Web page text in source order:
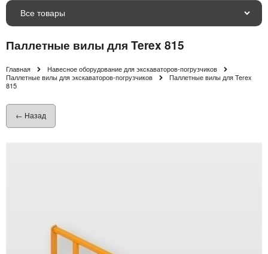
Все товары
Паллетные вилы для Terex 815
Главная
Навесное оборудование для экскаваторов-погрузчиков
Паллетные вилы для экскаваторов-погрузчиков
Паллетные вилы для Terex
815
← Назад